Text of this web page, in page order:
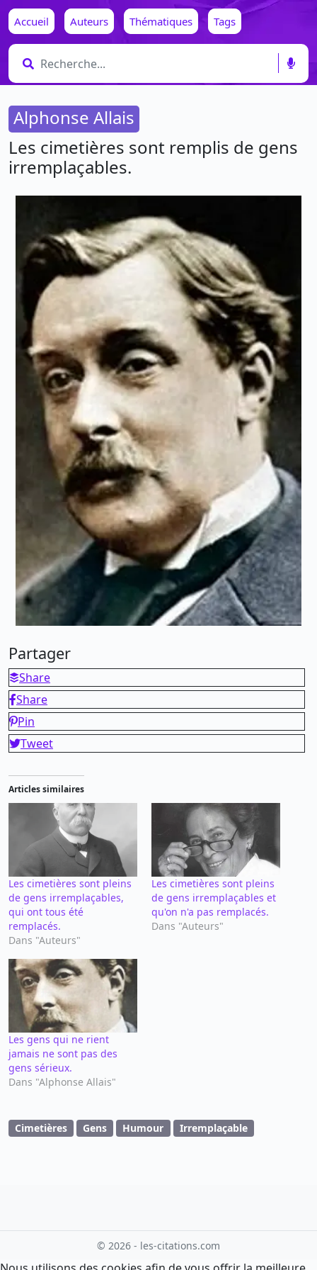
Accueil Auteurs Thématiques Tags
Alphonse Allais
Les cimetières sont remplis de gens
irremplaçables.
Partager
Share
Share
Pin
Tweet
Articles similaires
Les cimetières sont pleins
de gens irremplaçables,
qui ont tous été
remplacés.
Dans "Auteurs"
Les cimetières sont pleins
de gens irremplaçables et
qu'on n'a pas remplacés.
Dans "Auteurs"
Les gens qui ne rient
jamais ne sont pas des
gens sérieux.
Dans "Alphonse Allais"
Cimetières Gens Humour Irremplaçable
© 2026 - les-citations.com